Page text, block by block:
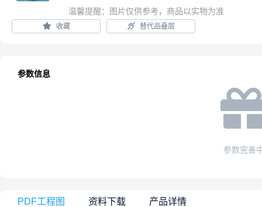
温馨提醒：图片仅供参考，商品以实物为准
收藏 替代品叠层
参数信息
参数完善
PDF工程图 资料下载 产品详情